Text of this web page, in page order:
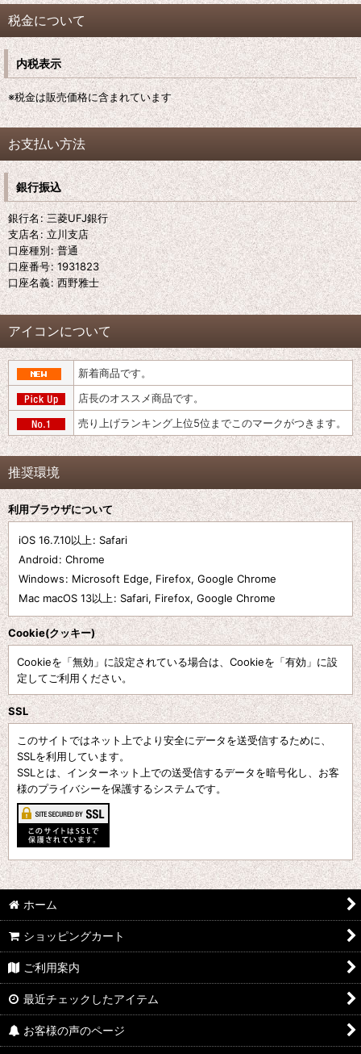
税金について
内税表示
※税金は販売価格に含まれています
お支払い方法
銀行振込
銀行名: 三菱UFJ銀行
支店名: 立川支店
口座種別: 普通
口座番号: 1931823
口座名義: 西野雅士
アイコンについて
新着商品です。
店長のオススメ商品です。
売り上げランキング上位5位までこのマークがつきます。
推奨環境
利用ブラウザについて
iOS 16.7.10以上: Safari
Android: Chrome
Windows: Microsoft Edge, Firefox, Google Chrome
Mac macOS 13以上: Safari, Firefox, Google Chrome
Cookie(クッキー)
Cookieを「無効」に設定されている場合は、Cookieを「有効」に設
定してご利用ください。
SSL
このサイトではネット上でより安全にデータを送受信するために、
SSLを利用しています。
SSLとは、インターネット上での送受信するデータを暗号化し、お客
様のプライバシーを保護するシステムです。
ホーム
ショッピングカート
ご利用案内
最近チェックしたアイテム
お客様の声のページ